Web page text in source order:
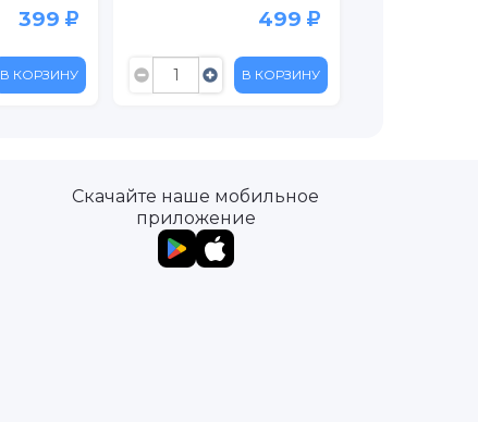
399
В КОРЗИНУ
499
В КОРЗИНУ
Скачайте наше мобильное
приложение